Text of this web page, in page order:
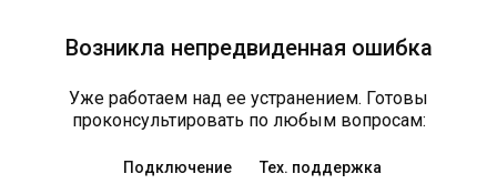
Возникла непредвиденная ошибка
Уже работаем над ее устранением. Готовы
проконсультировать по любым вопросам:
Подключение Тех. поддержка